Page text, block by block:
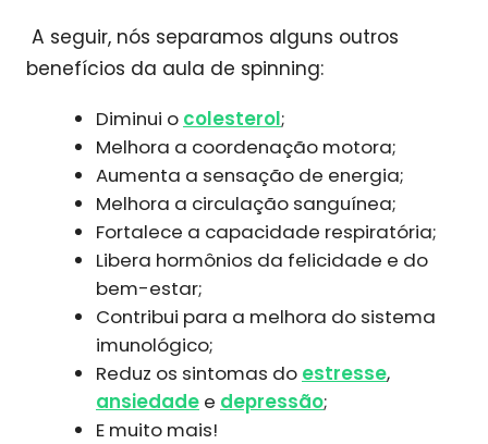
A seguir, nós separamos alguns outros
benefícios da aula de spinning:
Diminui o colesterol;
Melhora a coordenação motora;
Aumenta a sensação de energia;
Melhora a circulação sanguínea;
Fortalece a capacidade respiratória;
Libera hormônios da felicidade e do
bem-estar;
Contribui para a melhora do sistema
imunológico;
Reduz os sintomas do estresse,
ansiedade e depressão;
E muito mais!